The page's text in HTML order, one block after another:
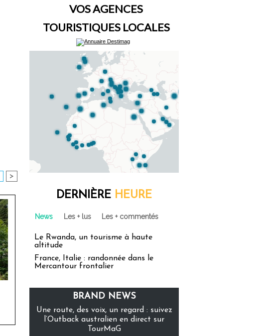
>
VOS AGENCES
TOURISTIQUES LOCALES
DERNIÈRE HEURE
News Les + lus Les + commentés
Le Rwanda, un tourisme à haute
altitude
France, Italie : randonnée dans le
Mercantour frontalier
BRAND NEWS
Une route, des voix, un regard : suivez
l’Outback australien en direct sur
TourMaG